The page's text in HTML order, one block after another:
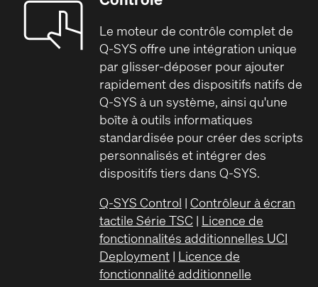
Le moteur de contrôle complet de
Q-SYS offre une intégration unique
par glisser-déposer pour ajouter
rapidement des dispositifs natifs de
Q-SYS à un système, ainsi qu'une
boîte à outils informatiques
standardisée pour créer des scripts
personnalisés et intégrer des
dispositifs tiers dans Q-SYS.
Q-SYS Control | Contrôleur à écran
tactile Série TSC | Licence de
fonctionnalités additionnelles UCI
Deployment | Licence de
fonctionnalité additionnelle